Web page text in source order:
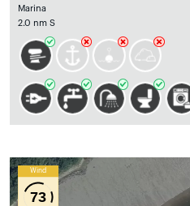
Marina
2.0 nm S
Wind
73